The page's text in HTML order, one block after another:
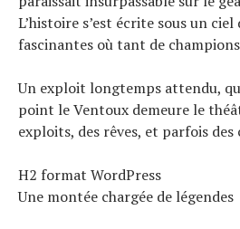
L’histoire s’est écrite sous un ciel
fascinantes où tant de
Un exploit longtemps attendu,
point le Ventoux demeure le
exploits, des rêves, et parfois des
H2 format WordPress
Une montée chargée de légendes
Actualités
Technologies